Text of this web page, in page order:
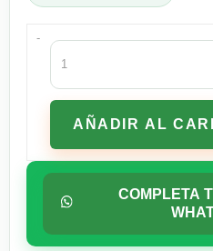
-
Croquetas
Bravery
Alimento
Natural
Libre
de
Granos
Perros
AÑADIR AL
COMPLETA